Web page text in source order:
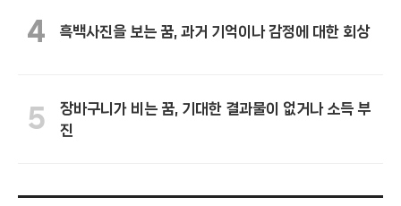
4 흑백사진을 보는 꿈, 과거 기억이나 감정에 대한 회상
5
장바구니가 비는 꿈, 기대한 결과물이 없거나 소득 부
진